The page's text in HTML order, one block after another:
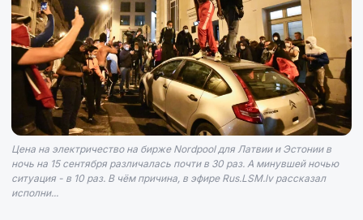
Цена на электричество на бирже Nordpool для Латвии и Эстонии в
ночь на 15 сентября различалась почти в 30 раз. А минувшей ночью
ситуация - в 10 раз. В чём причина, в эфире Rus.LSM.lv рассказал
исполни...